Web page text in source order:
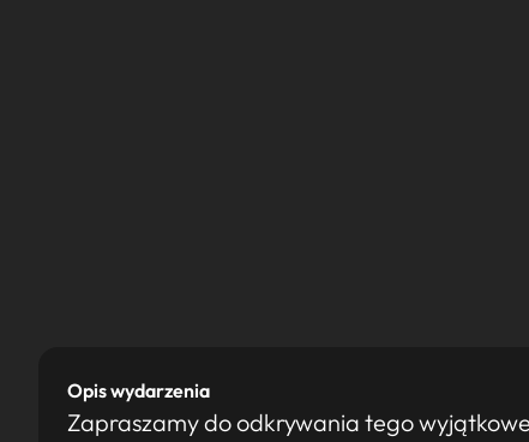
Opis wydarzenia
Zapraszamy do odkrywania tego